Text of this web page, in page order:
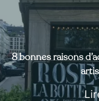
8 bonnes raisons